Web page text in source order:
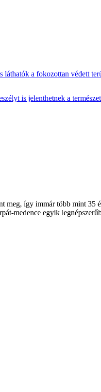
láthatók a fokozottan védett
is jelenthetnek a
így immár több mint 35
medence egyik